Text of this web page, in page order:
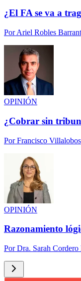
¿El FA se va a
PorAriel Robles
OPINIÓN
¿Cobrar sin
PorFrancisco Villalobos
OPINIÓN
Razonamiento
PorDra. Sarah Cordero